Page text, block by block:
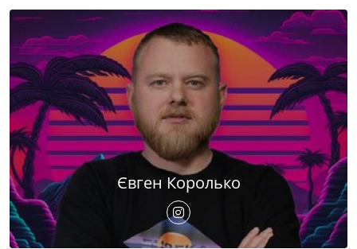
Євген Королько